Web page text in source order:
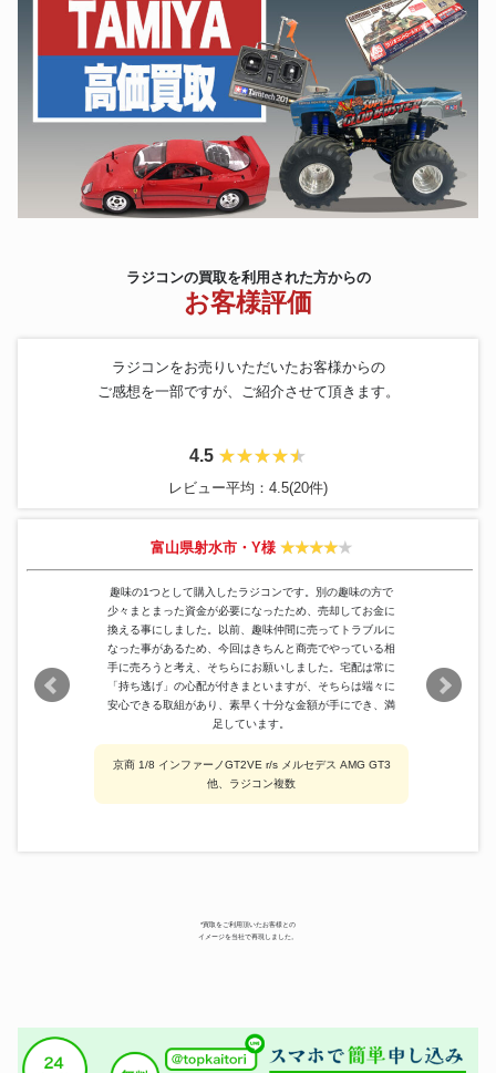
ラジコンの買取を利用された方からの
お客様評価
ラジコンをお売りいただいたお客様からの
ご感想を一部ですが、ご紹介させて頂きます。
4.5
レビュー平均：4.5(20件)
富山県射水市・Y様
趣味の1つとして購入したラジコンです。別の趣味の方で
少々まとまった資金が必要になったため、売却してお金に
換える事にしました。以前、趣味仲間に売ってトラブルに
なった事があるため、今回はきちんと商売でやっている相
手に売ろうと考え、そちらにお願いしました。宅配は常に
「持ち逃げ」の心配が付きまといますが、そちらは端々に
安心できる取組があり、素早く十分な金額が手にでき、満
足しています。
京商 1/8 インファーノGT2VE r/s メルセデス AMG GT3
他、ラジコン複数
*買取をご利用頂いたお客様との
イメージを当社で再現しました。